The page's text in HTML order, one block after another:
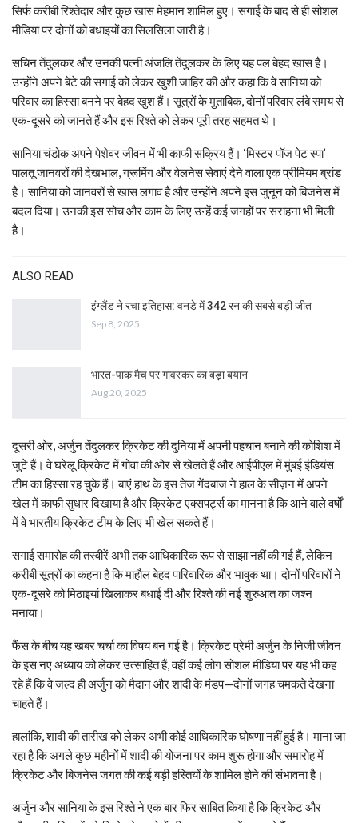
सिर्फ करीबी रिश्तेदार और कुछ खास मेहमान शामिल हुए। सगाई के बाद से ही सोशल
मीडिया पर दोनों को बधाइयों का सिलसिला जारी है।
सचिन तेंदुलकर और उनकी पत्नी अंजलि तेंदुलकर के लिए यह पल बेहद खास है।
उन्होंने अपने बेटे की सगाई को लेकर खुशी जाहिर की और कहा कि वे सानिया को
परिवार का हिस्सा बनने पर बेहद खुश हैं। सूत्रों के मुताबिक, दोनों परिवार लंबे समय से
एक-दूसरे को जानते हैं और इस रिश्ते को लेकर पूरी तरह सहमत थे।
सानिया चंडोक अपने पेशेवर जीवन में भी काफी सक्रिय हैं। ‘मिस्टर पॉज पेट स्पा’
पालतू जानवरों की देखभाल, ग्रूमिंग और वेलनेस सेवाएं देने वाला एक प्रीमियम ब्रांड
है। सानिया को जानवरों से खास लगाव है और उन्होंने अपने इस जुनून को बिजनेस में
बदल दिया। उनकी इस सोच और काम के लिए उन्हें कई जगहों पर सराहना भी मिली
है।
ALSO READ
इंग्लैंड ने रचा इतिहास: वनडे में 342 रन की सबसे बड़ी जीत
Sep 8, 2025
भारत-पाक मैच पर गावस्कर का बड़ा बयान
Aug 20, 2025
दूसरी ओर, अर्जुन तेंदुलकर क्रिकेट की दुनिया में अपनी पहचान बनाने की कोशिश में
जुटे हैं। वे घरेलू क्रिकेट में गोवा की ओर से खेलते हैं और आईपीएल में मुंबई इंडियंस
टीम का हिस्सा रह चुके हैं। बाएं हाथ के इस तेज गेंदबाज ने हाल के सीज़न में अपने
खेल में काफी सुधार दिखाया है और क्रिकेट एक्सपर्ट्स का मानना है कि आने वाले वर्षों
में वे भारतीय क्रिकेट टीम के लिए भी खेल सकते हैं।
सगाई समारोह की तस्वीरें अभी तक आधिकारिक रूप से साझा नहीं की गई हैं, लेकिन
करीबी सूत्रों का कहना है कि माहौल बेहद पारिवारिक और भावुक था। दोनों परिवारों ने
एक-दूसरे को मिठाइयां खिलाकर बधाई दी और रिश्ते की नई शुरुआत का जश्न
मनाया।
फैंस के बीच यह खबर चर्चा का विषय बन गई है। क्रिकेट प्रेमी अर्जुन के निजी जीवन
के इस नए अध्याय को लेकर उत्साहित हैं, वहीं कई लोग सोशल मीडिया पर यह भी कह
रहे हैं कि वे जल्द ही अर्जुन को मैदान और शादी के मंडप—दोनों जगह चमकते देखना
चाहते हैं।
हालांकि, शादी की तारीख को लेकर अभी कोई आधिकारिक घोषणा नहीं हुई है। माना जा
रहा है कि अगले कुछ महीनों में शादी की योजना पर काम शुरू होगा और समारोह में
क्रिकेट और बिजनेस जगत की कई बड़ी हस्तियों के शामिल होने की संभावना है।
अर्जुन और सानिया के इस रिश्ते ने एक बार फिर साबित किया है कि क्रिकेट और